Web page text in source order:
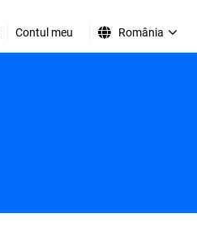
Contul meu România